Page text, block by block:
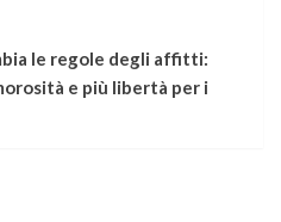
le regole degli affitti:
e più libertà per i